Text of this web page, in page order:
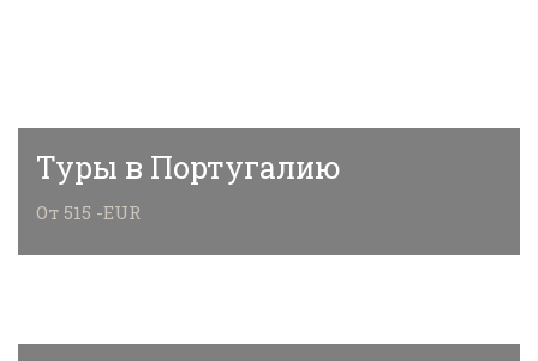
Туры в Португалию
От 515 -EUR